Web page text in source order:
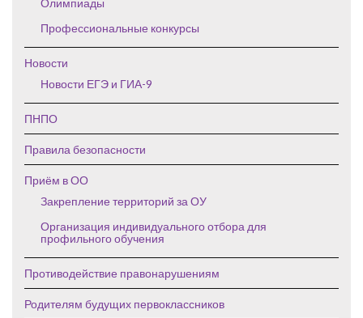
Олимпиады
Профессиональные конкурсы
Новости
Новости ЕГЭ и ГИА-9
ПНПО
Правила безопасности
Приём в ОО
Закрепление территорий за ОУ
Организация индивидуального отбора для
профильного обучения
Противодействие правонарушениям
Родителям будущих первоклассников